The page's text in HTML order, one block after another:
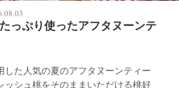
っぷり使ったアフタヌーンテ
した人気の夏のアフタヌーンティー
ッシュ桃をそのままいただける桃好